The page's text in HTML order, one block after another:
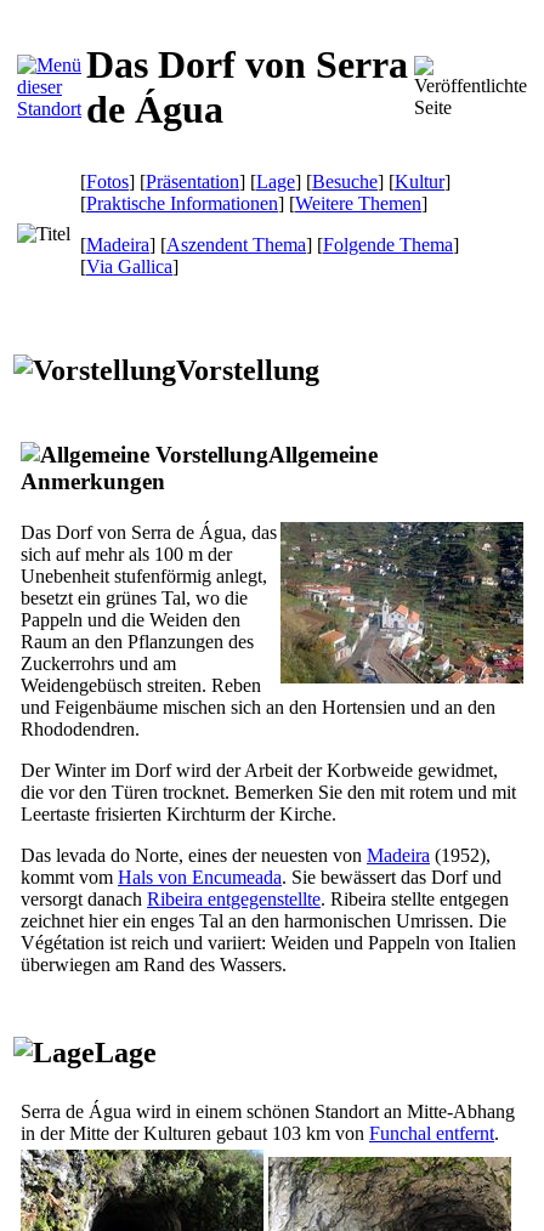
Das Dorf von Serra
de Água
[Fotos] [Präsentation] [Lage] [Besuche] [Kultur]
[Praktische Informationen] [Weitere Themen]
[Madeira] [Aszendent Thema] [Folgende Thema]
[Via Gallica]
Vorstellung
Allgemeine
Anmerkungen
Das Dorf von Serra de Água, das
sich auf mehr als 100 m der
Unebenheit stufenförmig anlegt,
besetzt ein grünes Tal, wo die
Pappeln und die Weiden den
Raum an den Pflanzungen des
Zuckerrohrs und am
Weidengebüsch streiten. Reben
und Feigenbäume mischen sich an den Hortensien und an den
Rhododendren.
Der Winter im Dorf wird der Arbeit der Korbweide gewidmet,
die vor den Türen trocknet. Bemerken Sie den mit rotem und mit
Leertaste frisierten Kirchturm der Kirche.
Das levada do Norte, eines der neuesten von Madeira (1952),
kommt vom Hals von Encumeada. Sie bewässert das Dorf und
versorgt danach Ribeira entgegenstellte. Ribeira stellte entgegen
zeichnet hier ein enges Tal an den harmonischen Umrissen. Die
Végétation ist reich und variiert: Weiden und Pappeln von Italien
überwiegen am Rand des Wassers.
Lage
Serra de Água wird in einem schönen Standort an Mitte-Abhang
in der Mitte der Kulturen gebaut 103 km von Funchal entfernt.